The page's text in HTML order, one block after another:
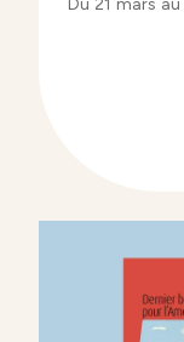
Du 21 mars